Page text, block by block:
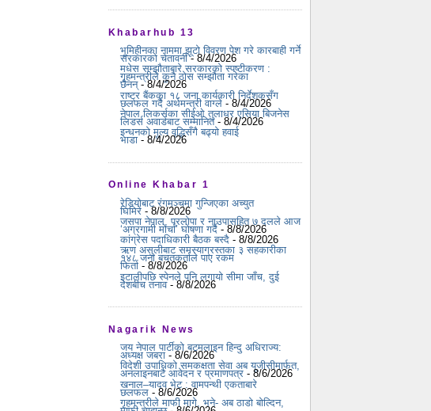
Khabarhub 13
भूमिहीनका नाममा झूटो विवरण पेश गरे कारबाही गर्ने
सरकारको चेतावनी- 8/4/2026
मधेस सम्झौताबारे सरकारको स्पष्टीकरण :
गृहमन्त्रीले कुनै ठोस सम्झौता गरेका
छैनन्- 8/4/2026
राष्ट्र बैंकका १८ जना कार्यकारी निर्देशकसँग
छलफल गर्दै अर्थमन्त्री वाग्ले - 8/4/2026
नेपाल लिकर्सका सीईओ तुलाधर एसिया बिजनेस
लिडर्स अवार्डबाट सम्मानित- 8/4/2026
इन्धनको मूल्य वृद्धिसँगै बढ्यो हवाई
भाडा - 8/4/2026
Online Khabar 1
रेडियोबाट रंगमञ्चमा गुन्जिएका अच्युत
घिमिरे - 8/8/2026
जसपा नेपाल, प्रलोपा र नाउपासहित ७ दलले आज
‘अग्रगामी मोर्चा’ घोषणा गर्दै - 8/8/2026
कांग्रेस पदाधिकारी बैठक बस्दै - 8/8/2026
ऋण असुलीबाट समस्याग्रस्तका ३ सहकारीका
१४८ जना बचतकर्ताले पाए रकम
फिर्ता - 8/8/2026
इटालीपछि स्पेनले पनि लगायो सीमा जाँच, दुई
देशबीच तनाव- 8/8/2026
Nagarik News
जय नेपाल पार्टीको बटमलाइन हिन्दु अधिराज्य:
अध्यक्ष जबरा - 8/6/2026
विदेशी उपाधिको समकक्षता सेवा अब यूजीसीमार्फत,
अनलाइनबाटै आवेदन र प्रमाणपत्र - 8/6/2026
खनाल–यादव भेट : वामपन्थी एकताबारे
छलफल - 8/6/2026
गृहमन्त्रीले माफी मागे, भने- अब ठाडो बोल्दिन,